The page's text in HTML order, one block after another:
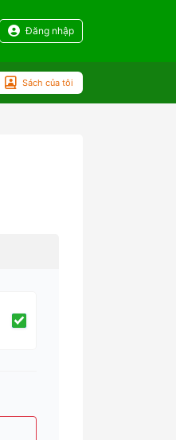
Đăng nhập
Sách của tôi